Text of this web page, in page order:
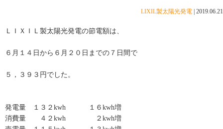
LIXIL製太陽光発電 2019.06.21
ＬＩＸＩＬ製太陽光発電の節電額は、
６月１４日から６月２０日までの７日間で
５，３９３円でした。
発電量 １３２kwh １６kwh増
消費量 ４２kwh ２kwh増